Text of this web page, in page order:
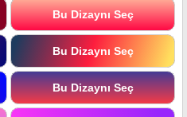
Bu Dizaynı Seç
Bu Dizaynı Seç
Bu Dizaynı Seç